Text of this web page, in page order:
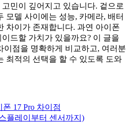
민이 깊어지고 있습니다. 겉으로
모델 사이에는 성능, 카메라, 배터
차이가 존재합니다. 과연 아이폰
이드할 가치가 있을까요? 이 글을
이점을 명확하게 비교하고, 여러분
최적의 선택을 할 수 있도록 도와
17 Pro 차이점
플레이부터 센서까지)